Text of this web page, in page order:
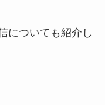
についても紹介し